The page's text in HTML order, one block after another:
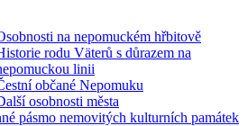
na nepomuckém hřbitově
rodu Väterů s důrazem na
linii
občané Nepomuku
osobnosti města
pásmo nemovitých kulturních památek